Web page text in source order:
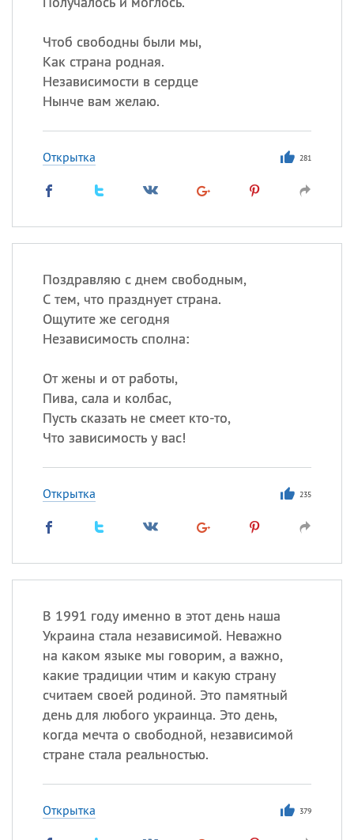
Чтоб свободны были мы,
Как страна родная.
Независимости в сердце
Нынче вам желаю.
Открытка 281
Поздравляю с днем свободным,
С тем, что празднует страна.
Ощутите же сегодня
Независимость сполна:
От жены и от работы,
Пива, сала и колбас,
Пусть сказать не смеет кто-то,
Что зависимость у вас!
Открытка 235
В 1991 году именно в этот день наша
Украина стала независимой. Неважно
на каком языке мы говорим, а важно,
какие традиции чтим и какую страну
считаем своей родиной. Это памятный
день для любого украинца. Это день,
когда мечта о свободной, независимой
стране стала реальностью.
Открытка 379